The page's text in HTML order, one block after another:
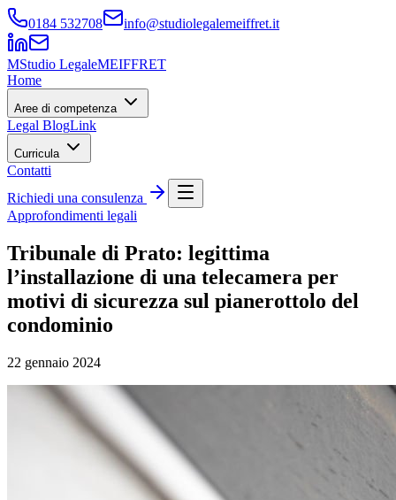
0184 532708 info@studiolegalemeiffret.it
MStudio LegaleMEIFFRET
Home
Aree di competenza
Legal BlogLink
Curricula
Contatti
Richiedi una consulenza
Approfondimenti legali
Tribunale di Prato: legittima
l’installazione di una telecamera per
motivi di sicurezza sul pianerottolo del
condominio
22 gennaio 2024